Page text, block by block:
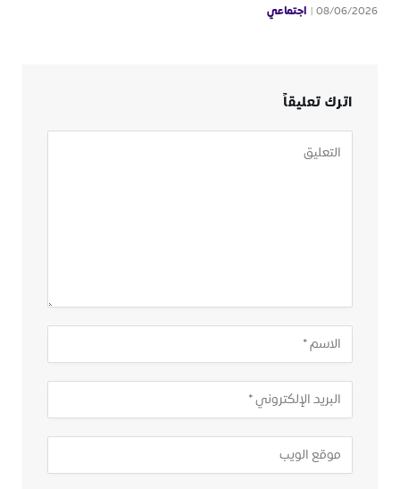
08/06/2026 اجتماعي
اترك تعليقاً